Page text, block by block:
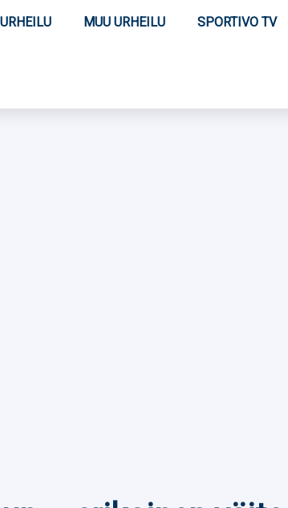
MUU URHEILU SPORTIVO TV